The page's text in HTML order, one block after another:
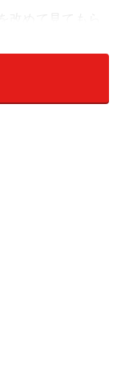
改めて見てもら
」＝56.4％